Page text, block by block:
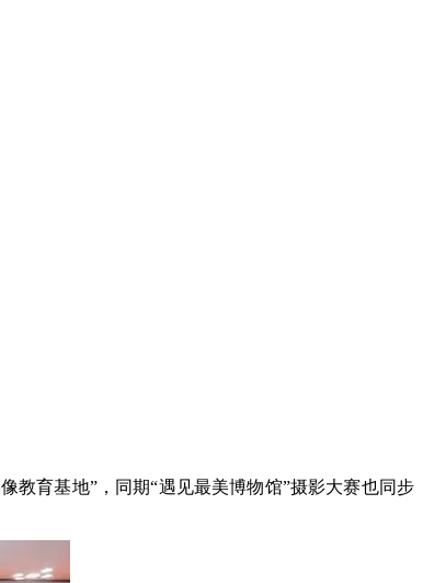
教育基地”，同期“遇见最美博物馆”摄影大赛也同步